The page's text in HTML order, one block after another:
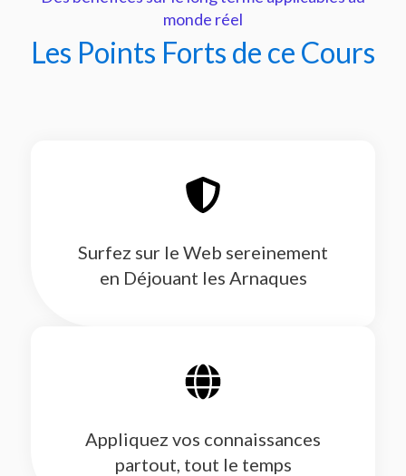
monde réel
Les Points Forts de ce Cours
Surfez sur le Web sereinement
en Déjouant les Arnaques
Appliquez vos connaissances
partout, tout le temps